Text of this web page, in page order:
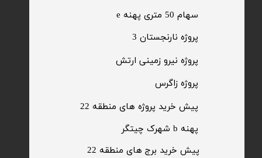
پیش خرید برج های منطقه 22
​سهام 50 متری پهنه e
پهنه b شهرک چیتگر
پیش خرید پروژه های منطقه 22
​پروژه زاگرس
​پروژه نیرو زمینی ارتش
​پروژه نارنجستان 3